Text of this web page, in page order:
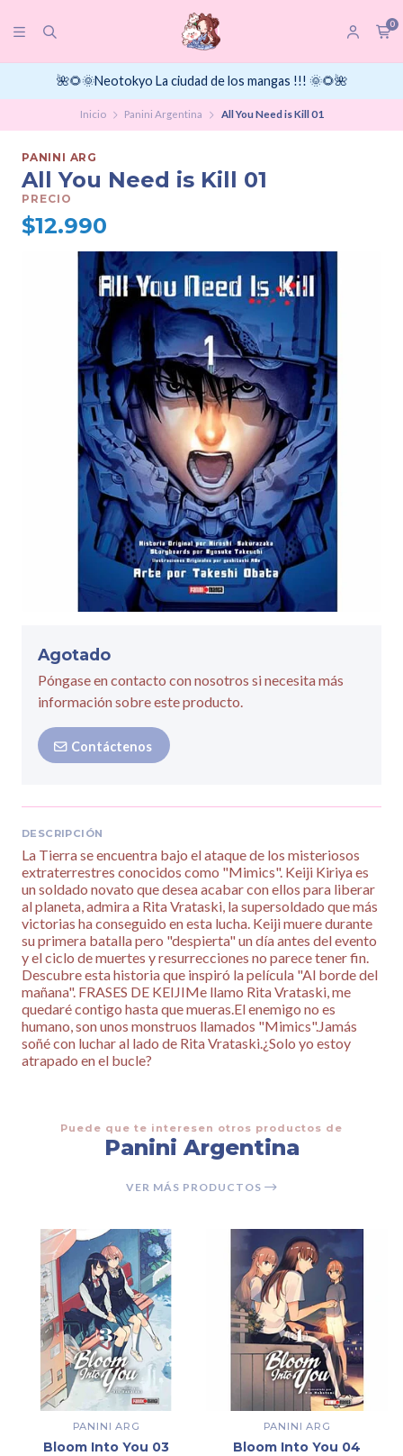
0
🌺🌻🌞Neotokyo La ciudad de los mangas !!! 🌞🌻🌺
Inicio Panini Argentina All You Need is Kill 01
PANINI ARG
All You Need is Kill 01
PRECIO
$12.990
Agotado
Póngase en contacto con nosotros si necesita más
información sobre este producto.
Contáctenos
DESCRIPCIÓN
La Tierra se encuentra bajo el ataque de los misteriosos
extraterrestres conocidos como "Mimics". Keiji Kiriya es
un soldado novato que desea acabar con ellos para liberar
al planeta, admira a Rita Vrataski, la supersoldado que más
victorias ha conseguido en esta lucha. Keiji muere durante
su primera batalla pero "despierta" un día antes del evento
y el ciclo de muertes y resurrecciones no parece tener fin.
Descubre esta historia que inspiró la película "Al borde del
mañana". FRASES DE KEIJIMe llamo Rita Vrataski, me
quedaré contigo hasta que mueras.El enemigo no es
humano, son unos monstruos llamados "Mimics".Jamás
soñé con luchar al lado de Rita Vrataski.¿Solo yo estoy
atrapado en el bucle?
Puede que te interesen otros productos de
Panini Argentina
VER MÁS PRODUCTOS
PANINI ARG
Bloom Into You 03
PANINI ARG
Bloom Into You 04